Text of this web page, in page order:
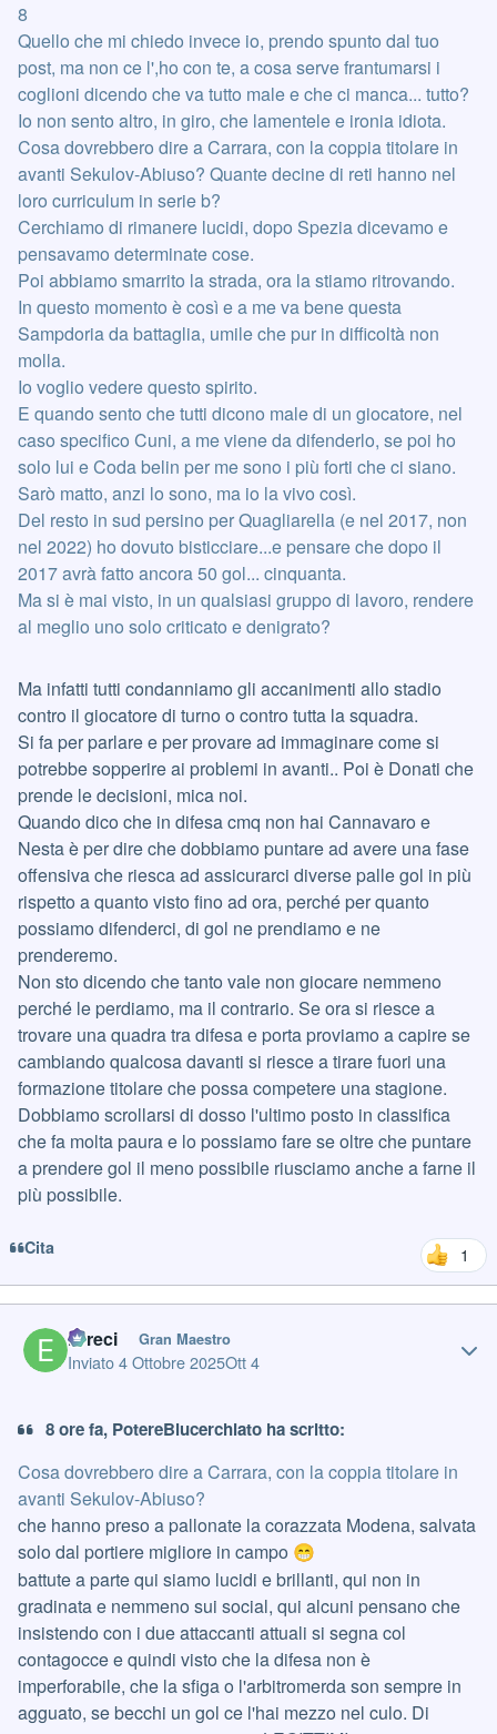
8
Quello che mi chiedo invece io, prendo spunto dal tuo
post, ma non ce l',ho con te, a cosa serve frantumarsi i
coglioni dicendo che va tutto male e che ci manca... tutto?
Io non sento altro, in giro, che lamentele e ironia idiota.
Cosa dovrebbero dire a Carrara, con la coppia titolare in
avanti Sekulov-Abiuso? Quante decine di reti hanno nel
loro curriculum in serie b?
Cerchiamo di rimanere lucidi, dopo Spezia dicevamo e
pensavamo determinate cose.
Poi abbiamo smarrito la strada, ora la stiamo ritrovando.
In questo momento è così e a me va bene questa
Sampdoria da battaglia, umile che pur in difficoltà non
molla.
Io voglio vedere questo spirito.
E quando sento che tutti dicono male di un giocatore, nel
caso specifico Cuni, a me viene da difenderlo, se poi ho
solo lui e Coda belin per me sono i più forti che ci siano.
Sarò matto, anzi lo sono, ma io la vivo così.
Del resto in sud persino per Quagliarella (e nel 2017, non
nel 2022) ho dovuto bisticciare...e pensare che dopo il
2017 avrà fatto ancora 50 gol... cinquanta.
Ma si è mai visto, in un qualsiasi gruppo di lavoro, rendere
al meglio uno solo criticato e denigrato?
Ma infatti tutti condanniamo gli accanimenti allo stadio
contro il giocatore di turno o contro tutta la squadra.
Si fa per parlare e per provare ad immaginare come si
potrebbe sopperire ai problemi in avanti.. Poi è Donati che
prende le decisioni, mica noi.
Quando dico che in difesa cmq non hai Cannavaro e
Nesta è per dire che dobbiamo puntare ad avere una fase
offensiva che riesca ad assicurarci diverse palle gol in più
rispetto a quanto visto fino ad ora, perché per quanto
possiamo difenderci, di gol ne prendiamo e ne
prenderemo.
Non sto dicendo che tanto vale non giocare nemmeno
perché le perdiamo, ma il contrario. Se ora si riesce a
trovare una quadra tra difesa e porta proviamo a capire se
cambiando qualcosa davanti si riesce a tirare fuori una
formazione titolare che possa competere una stagione.
Dobbiamo scrollarsi di dosso l'ultimo posto in classifica
che fa molta paura e lo possiamo fare se oltre che puntare
a prendere gol il meno possibile riusciamo anche a farne il
più possibile.
Cita 1
Erreci Gran Maestro
Inviato4 Ottobre 2025Ott 4
8 ore fa, PotereBlucerchiato ha scritto:
Cosa dovrebbero dire a Carrara, con la coppia titolare in
avanti Sekulov-Abiuso?
che hanno preso a pallonate la corazzata Modena, salvata
solo dal portiere migliore in campo 😁
battute a parte qui siamo lucidi e brillanti, qui non in
gradinata e nemmeno sui social, qui alcuni pensano che
insistendo con i due attaccanti attuali si segna col
contagocce e quindi visto che la difesa non è
imperforabile, che la sfiga o l'arbitromerda son sempre in
agguato, se becchi un gol ce l'hai mezzo nel culo. Di